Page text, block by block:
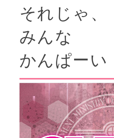
それじゃ、
みんな
かんぱーい